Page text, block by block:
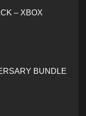
– XBOX
BUNDLE